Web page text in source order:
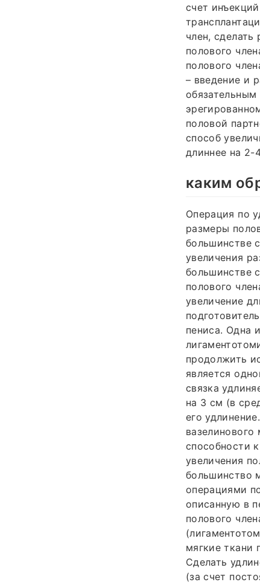
счет
член,
полового
полового
– введение и
половой
способ
длиннее на 2-
каким
Операция по
размеры
большинстве
увеличения
большинстве
полового
увеличение
пениса. Одна
продолжить
является
связка
на 3 см (в
его
способности
увеличения
большинство
операциями
описанную в
полового
мягкие ткани
Сделать
(за счет